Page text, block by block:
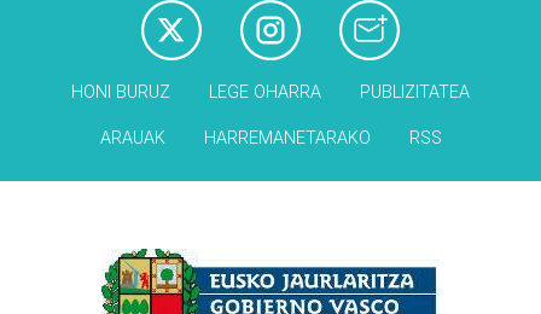
HONI BURUZ LEGE OHARRA PUBLIZITATEA
ARAUAK HARREMANETARAKO RSS